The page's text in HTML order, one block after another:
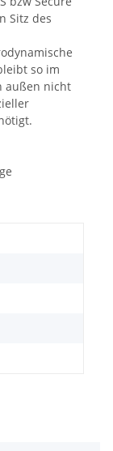
Sitz des
so im
außen nicht